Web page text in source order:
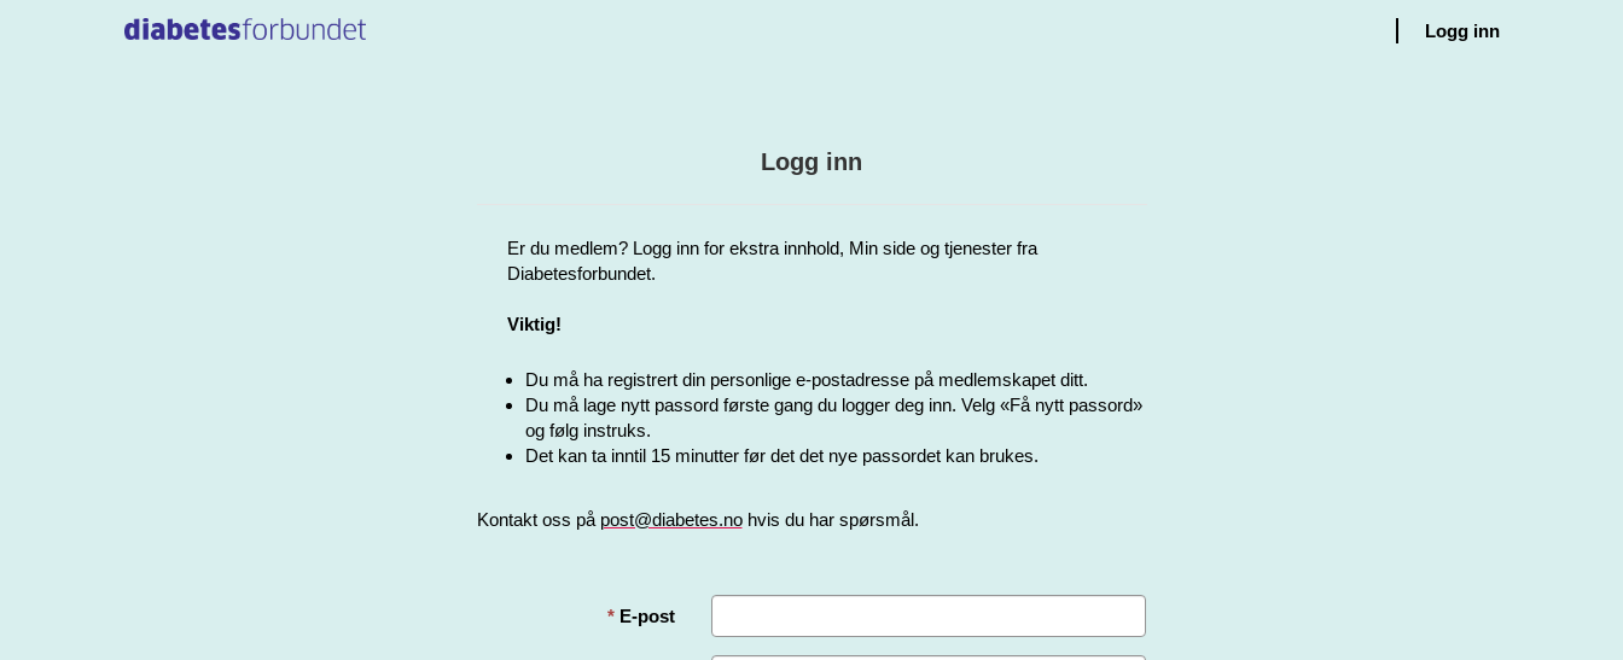
Logg inn
Logg inn
Er du medlem? Logg inn for ekstra innhold, Min side og tjenester fra
Diabetesforbundet.
Viktig!
Du må ha registrert din personlige e-postadresse på medlemskapet ditt.
Du må lage nytt passord første gang du logger deg inn. Velg «Få nytt passord»
og følg instruks.
Det kan ta inntil 15 minutter før det det nye passordet kan brukes.
Kontakt oss på post@diabetes.nohvis du har spørsmål.
E-post